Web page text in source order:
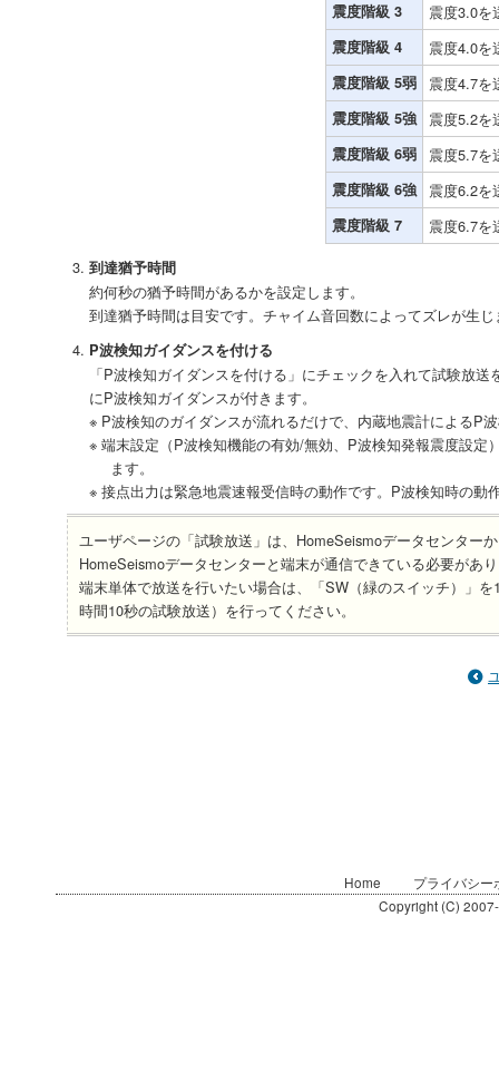
震度階級 3 震度3.0を
震度階級 4 震度4.0を
震度階級 5弱 震度4.7を
震度階級 5強 震度5.2を
震度階級 6弱 震度5.7を
震度階級 6強 震度6.2を
震度階級 7 震度6.7を
到達猶予時間
約何秒の猶予時間があるかを設定します。
到達猶予時間は目安です。チャイム音回数によってズレが生
P波検知ガイダンスを付ける
「P波検知ガイダンスを付ける」にチェックを入れて試験放
にP波検知ガイダンスが付きます。
※ P波検知のガイダンスが流れるだけで、内蔵地震計によるP
※ 端末設定（P波検知機能の有効/無効、P波検知発報震度設定
ます。
※ 接点出力は緊急地震速報受信時の動作です。P波検知時の動
ユーザページの「試験放送」は、HomeSeismoデータセンター
HomeSeismoデータセンターと端末が通信できている必要があ
端末単体で放送を行いたい場合は、「SW（緑のスイッチ）」
時間10秒の試験放送）を行ってください。
Home
プライバシー
Copyright (C)